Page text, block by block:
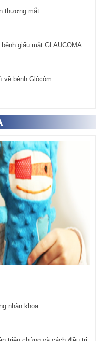
thương mắt
giấu mặt GLAUCOMA
về bệnh Glôcôm
nhãn khoa